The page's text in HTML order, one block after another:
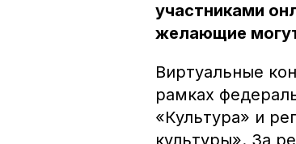
участниками
желающие
Виртуальные
рамках
«Культура» и
культуры». За